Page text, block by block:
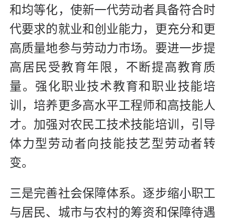
和均等化，使新一代劳动者具备符合时
代要求的就业和创业能力，更充分和更
高质量地参与劳动力市场。要进一步提
高居民受教育年限，不断提高教育质
量。强化职业技术教育和职业技能培
训，培养更多高水平工程师和高技能人
才。加强对农民工技术技能培训，引导
体力型劳动者向技能技艺型劳动者转
变。
三是完善社会保障体系。逐步缩小职工
与居民、城市与农村的筹资和保障待遇